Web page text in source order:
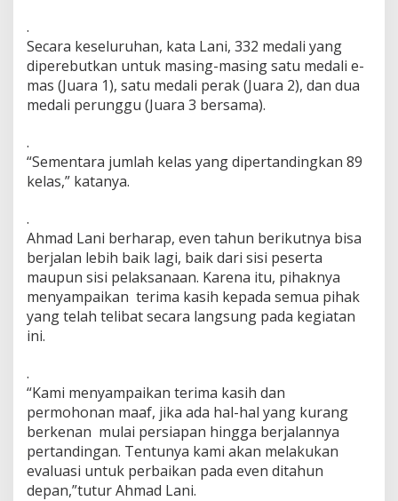
.
Secara keseluruhan, kata Lani, 332 medali yang
diperebutkan untuk masing-masing satu medali e-
mas (Juara 1), satu medali perak (Juara 2), dan dua
medali perunggu (Juara 3 bersama).
.
“Sementara jumlah kelas yang dipertandingkan 89
kelas,” katanya.
.
Ahmad Lani berharap, even tahun berikutnya bisa
berjalan lebih baik lagi, baik dari sisi peserta
maupun sisi pelaksanaan. Karena itu, pihaknya
menyampaikan terima kasih kepada semua pihak
yang telah telibat secara langsung pada kegiatan
ini.
.
“Kami menyampaikan terima kasih dan
permohonan maaf, jika ada hal-hal yang kurang
berkenan mulai persiapan hingga berjalannya
pertandingan. Tentunya kami akan melakukan
evaluasi untuk perbaikan pada even ditahun
depan,”tutur Ahmad Lani.